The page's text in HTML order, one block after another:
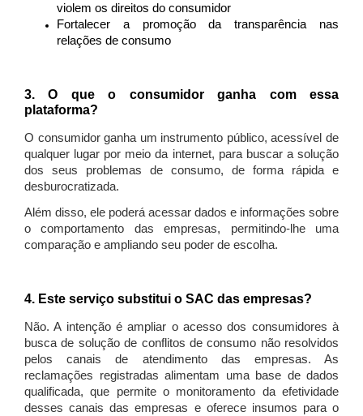
violem os direitos do consumidor
Fortalecer a promoção da transparência nas
relações de consumo
3. O que o consumidor ganha com essa
plataforma?
O consumidor ganha um instrumento público, acessível de
qualquer lugar por meio da internet, para buscar a solução
dos seus problemas de consumo, de forma rápida e
desburocratizada.
Além disso, ele poderá acessar dados e informações sobre
o comportamento das empresas, permitindo-lhe uma
comparação e ampliando seu poder de escolha.
4. Este serviço substitui o SAC das empresas?
Não. A intenção é ampliar o acesso dos consumidores à
busca de solução de conflitos de consumo não resolvidos
pelos canais de atendimento das empresas. As
reclamações registradas alimentam uma base de dados
qualificada, que permite o monitoramento da efetividade
desses canais das empresas e oferece insumos para o